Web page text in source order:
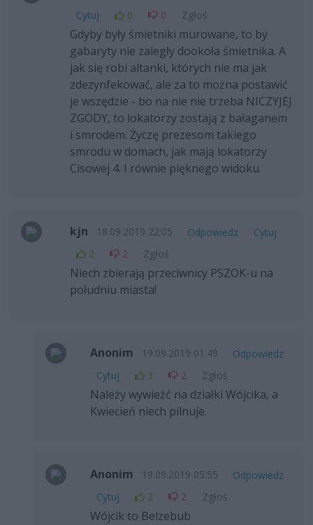
Cytuj
0 0 Zgłoś
Gdyby były śmietniki murowane, to by
gabaryty nie zaległy dookoła śmietnika. A
jak się robi altanki, których nie ma jak
zdezynfekować, ale za to można postawić
je wszędzie - bo na nie nie trzeba NICZYJEJ
ZGODY, to lokatorzy zostają z bałaganem
i smrodem. Życzę prezesom takiego
smrodu w domach, jak mają lokatorzy
Cisowej 4. I równie pięknego widoku.
kjn 18.09.2019 22:05 Odpowiedz
Cytuj
2
2 Zgłoś
Niech zbierają przeciwnicy PSZOK-u na
południu miasta!
Anonim 19.09.2019 01:49
Odpowiedz
Cytuj
3 2 Zgłoś
Należy wywieźć na działki Wójcika, a
Kwiecień niech pilnuje.
Anonim 19.09.2019 05:55
Odpowiedz
Cytuj
2 2 Zgłoś
Wójcik to Belzebub